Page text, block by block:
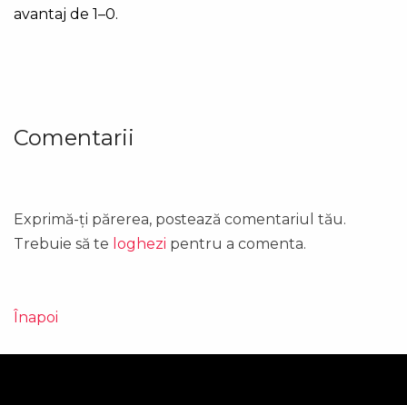
avantaj de 1–0.
Comentarii
Exprimă-ți părerea, postează comentariul tău.
Trebuie să te loghezi pentru a comenta.
Înapoi